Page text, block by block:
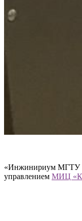
«Инжинириум МГТУ
управлением МИЦ